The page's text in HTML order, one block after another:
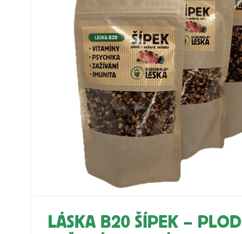
LÁSKA B20 ŠÍPEK – PLOD